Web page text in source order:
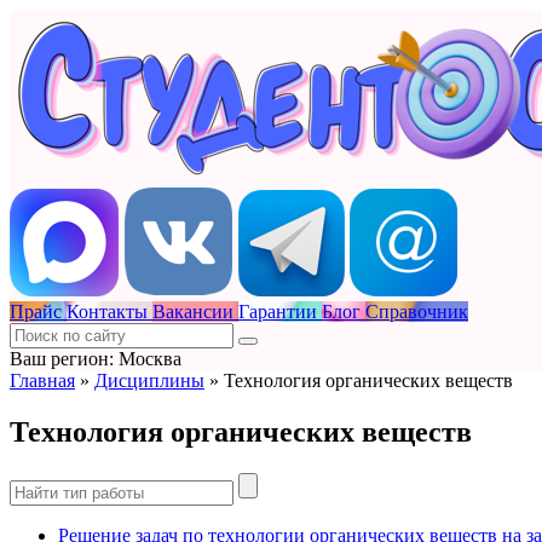
Прайс Контакты Вакансии Гарантии Блог Справочник
Ваш регион: Москва
Главная » Дисциплины » Технология органических веществ
Технология органических веществ
Решение задач по технологии органических веществ на